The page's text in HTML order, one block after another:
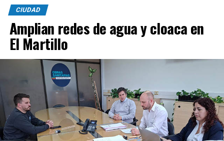
CIUDAD
Amplian redes de agua y cloaca en
El Martillo